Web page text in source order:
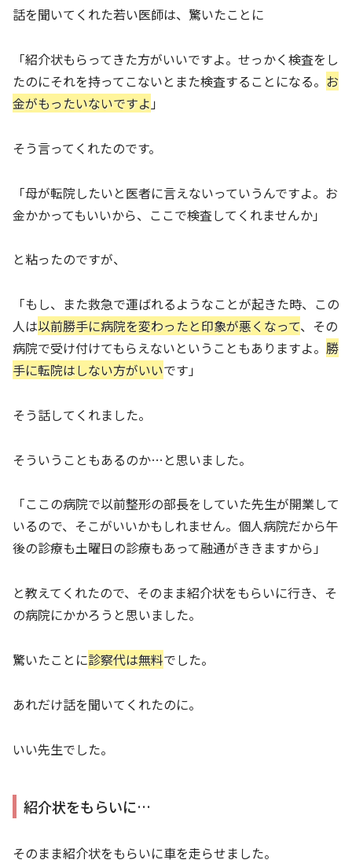
話を聞いてくれた若い医師は、驚いたことに
「紹介状もらってきた方がいいですよ。せっかく検査をし
たのにそれを持ってこないとまた検査することになる。 お
金がもったいないですよ」
そう言ってくれたのです。
「母が転院したいと医者に言えないっていうんですよ。お
金かかってもいいから、ここで検査してくれませんか」
と粘ったのですが、
「もし、また救急で運ばれるようなことが起きた時、この
人は以前勝手に病院を変わったと印象が悪くなって、その
病院で受け付けてもらえないということもありますよ。 勝
手に転院はしない方がいいです」
そう話してくれました。
そういうこともあるのか…と思いました。
「ここの病院で以前整形の部長をしていた先生が開業して
いるので、そこがいいかもしれません。個人病院だから午
後の診療も土曜日の診療もあって融通がききますから」
と教えてくれたので、そのまま紹介状をもらいに行き、そ
の病院にかかろうと思いました。
驚いたことに診察代は無料でした。
あれだけ話を聞いてくれたのに。
いい先生でした。
紹介状をもらいに…
そのまま紹介状をもらいに車を走らせました。